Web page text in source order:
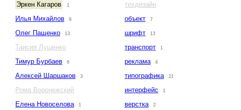
Эркен Кагаров 1
Илья Михайлов 8
Олег Пащенко 13
Таисия Лушенко
Тимур Бурбаев
6
Алексей Шаршаков 3
Рома Воронежский
Елена Новоселова
1
техдизайн
объект
7
шрифт 13
транспорт 1
реклама 4
типографика 21
интерфейс 1
верстка 2